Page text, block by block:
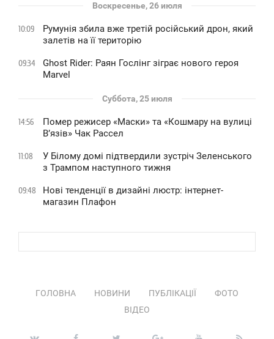
Воскресенье, 26 июля
10:09
Румунія збила вже третій російський дрон, який
залетів на її територію
09:34
Ghost Rider: Раян Гослінг зіграє нового героя
Marvel
Суббота, 25 июля
14:56
Помер режисер «Маски» та «Кошмару на вулиці
В’язів» Чак Рассел
11:08
У Білому домі підтвердили зустріч Зеленського
з Трампом наступного тижня
09:48
Нові тенденції в дизайні люстр: інтернет-
магазин Плафон
ГОЛОВНА НОВИНИ ПУБЛІКАЦІЇ
ФОТО
ВІДЕО